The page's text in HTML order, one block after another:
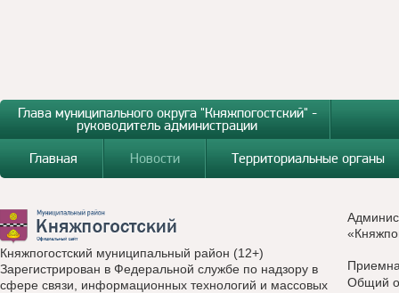
Глава муниципального округа "Княжпогостский" -
руководитель администрации
Главная
Новости Территориальные органы
Княжпогостский муниципальный район (12+)
Зарегистрирован в Федеральной службе по надзору в
сфере связи, информационных технологий и массовых
Общий